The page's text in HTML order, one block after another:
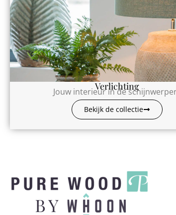
Verlichting
Jouw interieur in de
Bekijk de collectie